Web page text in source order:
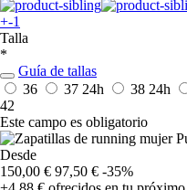
+-1
Talla
*
Guía de tallas
36
37 24h 38 24h
42
Este campo es obligatorio
Desde
150,00 € 97,50 € -35%